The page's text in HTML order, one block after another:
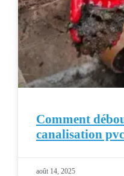
Comment
canalisation
août 14, 2025